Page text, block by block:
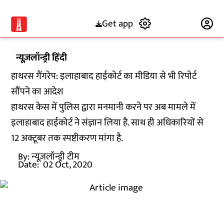
Get app
न्यूज़लॉन्ड्री हिंदी
हाथरस गैंगरेप: इलाहाबाद हाईकोर्ट का मीडिया से भी रिपोर्ट
सौंपने का आदेश
हाथरस केस में पुलिस द्वारा मनमानी करने पर अब मामले में
इलाहाबाद हाईकोर्ट ने संज्ञान लिया है. साथ ही अधिकारियों से
12 अक्टूबर तक स्पष्टीकरण मांगा है.
By:न्यूज़लॉन्ड्री टीम
Date: 02 Oct, 2020